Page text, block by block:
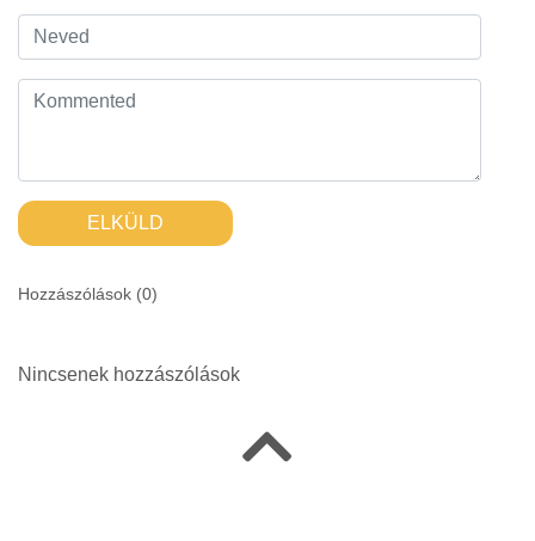
ELKÜLD
Hozzászólások (0)
Nincsenek hozzászólások